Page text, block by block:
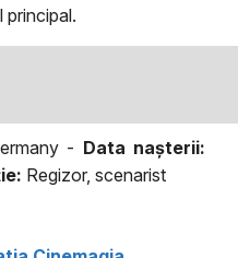
principal.
- Data naşterii:
Regizor, scenarist